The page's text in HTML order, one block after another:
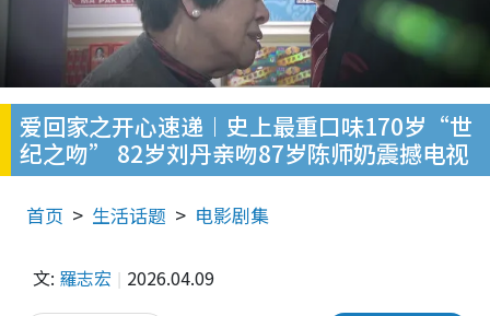
爱回家之开心速递︱史上最重口味170岁“世
纪之吻” 82岁刘丹亲吻87岁陈师奶震撼电视
首页 生活话题 电影剧集
文: 羅志宏 2026.04.09